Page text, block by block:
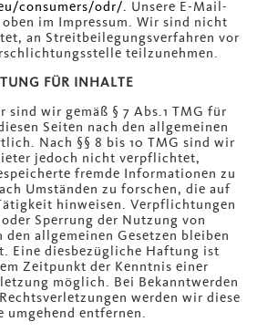
consumers/odr/. Unsere E-Mail-
im Impressum. Wir sind nicht
an Streitbeilegungsverfahren vor
teilzunehmen.
FÜR INHALTE
sind wir gemäß § 7 Abs.1 TMG für
Seiten nach den allgemeinen
Nach §§ 8 bis 10 TMG sind wir
jedoch nicht verpflichtet,
fremde Informationen zu
Umständen zu forschen, die auf
hinweisen. Verpflichtungen
Sperrung der Nutzung von
den allgemeinen Gesetzen bleiben
Eine diesbezügliche Haftung ist
Zeitpunkt der Kenntnis einer
möglich. Bei Bekanntwerden
werden wir diese
umgehend entfernen.